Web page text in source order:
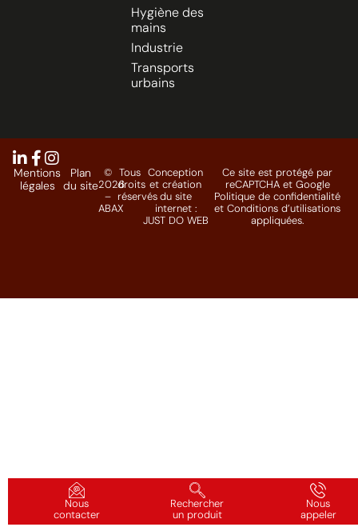
Nous
contacter
Rechercher
un produit
Nous
appeler
Hygiène des
mains
Industrie
Transports
urbains
©
2026
–
ABAX
Tous
droits
réservés
Conception
et création
du site
internet :
JUST DO WEB
Ce site est protégé par
reCAPTCHA et Google
Politique de confidentialité
et Conditions d’utilisations
appliquées.
Mentions
légales
Plan
du site